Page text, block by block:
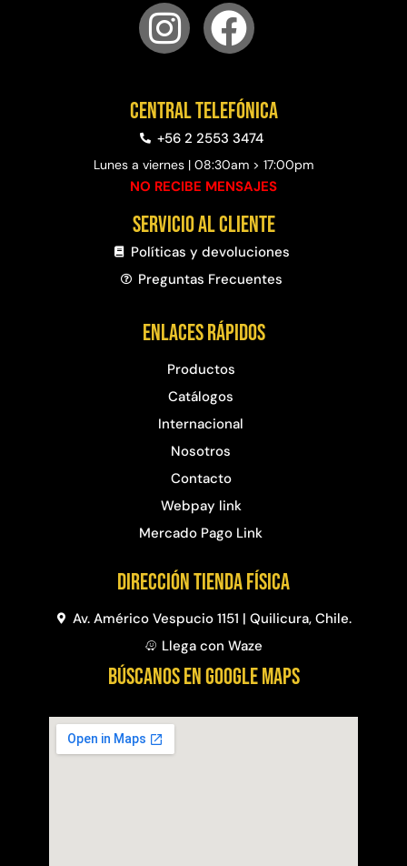
Central telefónica
+56 2 2553 3474
Lunes a viernes | 08:30am > 17:00pm
NO RECIBE MENSAJES
Servicio al cliente
Políticas y devoluciones
Preguntas Frecuentes​
Enlaces rápidos
Productos
Catálogos
Internacional
Nosotros
Contacto
Webpay link
Mercado Pago Link
Dirección Tienda física
Av. Américo Vespucio 1151 | Quilicura, Chile.
Llega con Waze
BÚSCANOS EN GOOGLE MAPS